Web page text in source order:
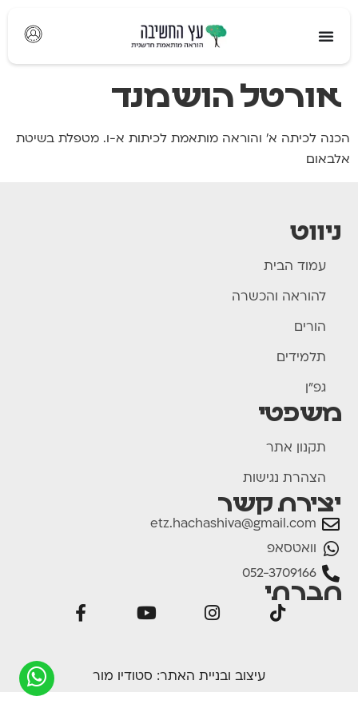
אורטל הושמנד
הכנה לכיתה א' והוראה מותאמת לכיתות א-ו. מטפלת בשיטת
אלבאום
ניווט
עמוד הבית
להוראה והכשרה
הורים
תלמידים
גפ"ן
משפטי
תקנון אתר
הצהרת נגישות
יצירת קשר
etz.hachashiva@gmail.com
וואטסאפ
052-3709166
חברתי
עיצוב ובניית האתר: סטודיו מור